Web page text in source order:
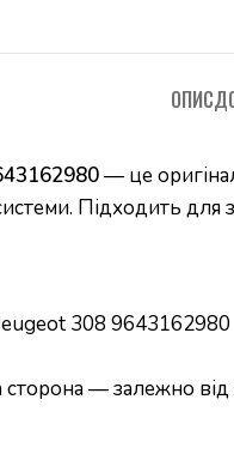
ОПИС
— це
Підходить
308 9643162980
сторона — залежно від